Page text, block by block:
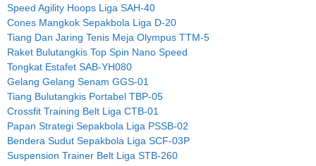
Speed Agility Hoops Liga SAH-40
Cones Mangkok Sepakbola Liga D-20
Tiang Dan Jaring Tenis Meja Olympus TTM-5
Raket Bulutangkis Top Spin Nano Speed
Tongkat Estafet SAB-YH080
Gelang Gelang Senam GGS-01
Tiang Bulutangkis Portabel TBP-05
Crossfit Training Belt Liga CTB-01
Papan Strategi Sepakbola Liga PSSB-02
Bendera Sudut Sepakbola Liga SCF-03P
Suspension Trainer Belt Liga STB-260